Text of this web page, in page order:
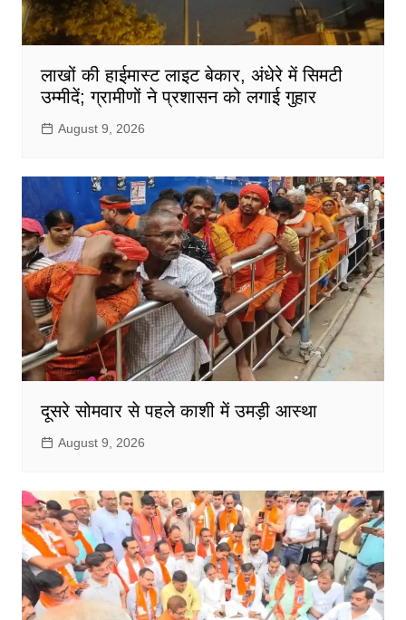
लाखों की हाईमास्ट लाइट बेकार, अंधेरे में सिमटी
उम्मीदें; ग्रामीणों ने प्रशासन को लगाई गुहार
August 9, 2026
दूसरे सोमवार से पहले काशी में उमड़ी आस्था
August 9, 2026